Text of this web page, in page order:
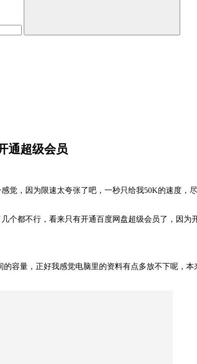
通超级会员
觉，因为限速太夸张了吧，一秒只给我50K的速度，
个都不行，看来只有开通百度网盘超级会员了，因
容量，正好我感觉电脑里的资料有点多放不下呢，